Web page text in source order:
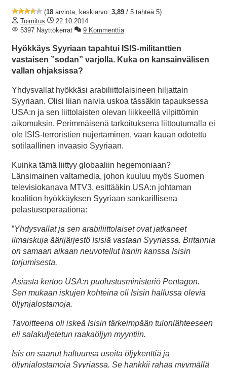
(18 arviota, keskiarvo: 3,89 / 5 tähteä 5)
Toimitus
22.10.2014
5397 Näyttökerrat
9 Kommenttia
Hyökkäys Syyriaan tapahtui ISIS-militanttien
vastaisen ”sodan” varjolla. Kuka on kansainvälisen
vallan ohjaksissa?
Yhdysvallat hyökkäsi arabiliittolaisineen hiljattain
Syyriaan. Olisi liian naivia uskoa tässäkin tapauksessa
USA:n ja sen liittolaisten olevan liikkeellä vilpittömin
aikomuksin. Perimmäisenä tarkoituksena liittoutumalla ei
ole ISIS-terroristien nujertaminen, vaan kauan odotettu
sotilaallinen invaasio Syyriaan.
Kuinka tämä liittyy globaaliin hegemoniaan?
Länsimainen valtamedia, johon kuuluu myös Suomen
televisiokanava MTV3, esittääkin USA:n johtaman
koalition hyökkäyksen Syyriaan sankarillisena
pelastusoperaationa:
”Yhdysvallat ja sen arabiliittolaiset ovat jatkaneet
ilmaiskuja äärijärjestö Isisiä vastaan Syyriassa. Britannia
on samaan aikaan neuvotellut Iranin kanssa Isisin
torjumisesta.
Asiasta kertoo USA:n puolustusministeriö Pentagon.
Sen mukaan iskujen kohteina oli Isisin hallussa olevia
öljynjalostamoja.
Tavoitteena oli iskeä Isisin tärkeimpään tulonlähteeseen
eli salakuljetetun raakaöljyn myyntiin.
Isis on saanut haltuunsa useita öljykenttiä ja
öljynjalostamoja Syyriassa. Se hankkii rahaa myymällä